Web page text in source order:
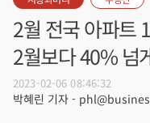
2월 전국 아파트
2월보다 40% 넘
2023-02-06 08:46:32
박혜린 기자 -